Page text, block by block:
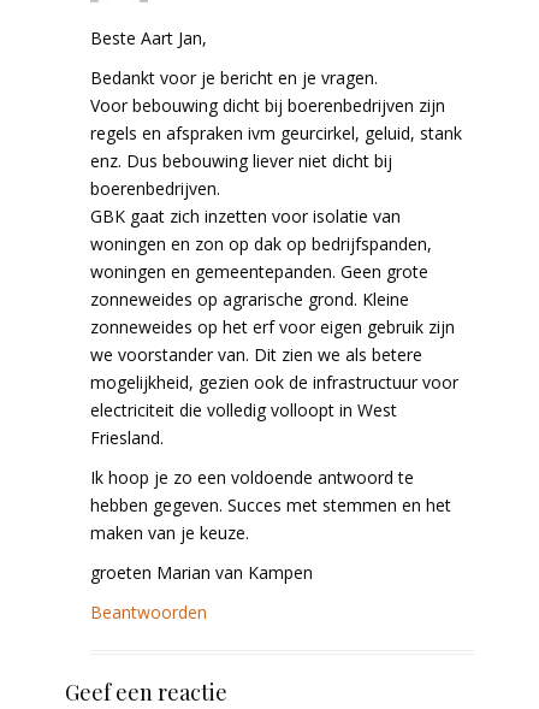
Beste Aart Jan,
Bedankt voor je bericht en je vragen.
Voor bebouwing dicht bij boerenbedrijven zijn
regels en afspraken ivm geurcirkel, geluid, stank
enz. Dus bebouwing liever niet dicht bij
boerenbedrijven.
GBK gaat zich inzetten voor isolatie van
woningen en zon op dak op bedrijfspanden,
woningen en gemeentepanden. Geen grote
zonneweides op agrarische grond. Kleine
zonneweides op het erf voor eigen gebruik zijn
we voorstander van. Dit zien we als betere
mogelijkheid, gezien ook de infrastructuur voor
electriciteit die volledig volloopt in West
Friesland.
Ik hoop je zo een voldoende antwoord te
hebben gegeven. Succes met stemmen en het
maken van je keuze.
groeten Marian van Kampen
Beantwoorden
Geef een reactie